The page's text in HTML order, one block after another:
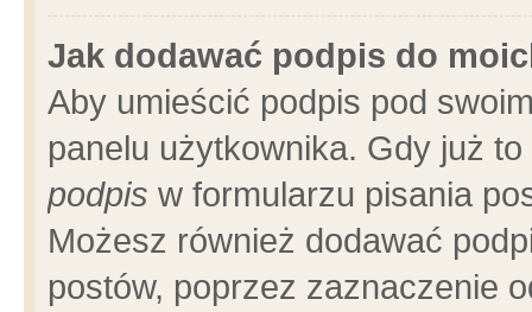
Jak dodawać podpis do
Aby umieścić podpis pod
panelu użytkownika. Gdy już
podpis w formularzu pisania
Możesz również dodawać
postów, poprzez zaznaczenie